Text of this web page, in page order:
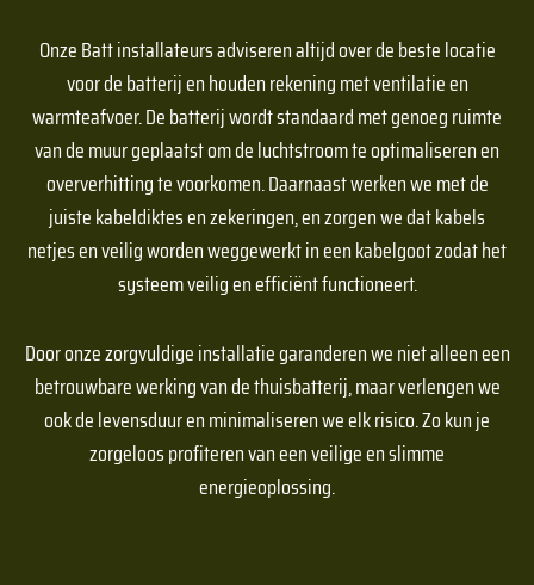
Onze Batt installateurs adviseren altijd over de beste locatie
voor de batterij en houden rekening met ventilatie en
warmteafvoer. De batterij wordt standaard met genoeg ruimte
van de muur geplaatst om de luchtstroom te optimaliseren en
oververhitting te voorkomen. Daarnaast werken we met de
juiste kabeldiktes en zekeringen, en zorgen we dat kabels
netjes en veilig worden weggewerkt in een kabelgoot zodat het
systeem veilig en efficiënt functioneert.
Door onze zorgvuldige installatie garanderen we niet alleen een
betrouwbare werking van de thuisbatterij, maar verlengen we
ook de levensduur en minimaliseren we elk risico. Zo kun je
zorgeloos profiteren van een veilige en slimme
energieoplossing.